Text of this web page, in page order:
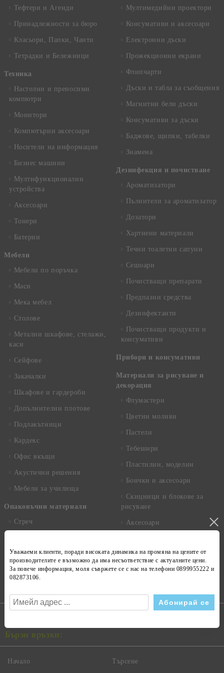
Тефтери и Агенди
Принадлежности за бюро
Класьори, Папки, Чанти
Тетрадки и Бележници
Техника
Настолни и преносими
компютри
Монитори
Компютърни аксесоари
Носители на информация
Бизнес машини
Мултифункционални
устройства
Аксесоари
Тонери
Батерии
Mебели
Мебели по поръчка
Маси
Мека мебел
Столове
Метални шкафове, стелажи,
каси
Сейфове
Закачалки
Шкафове и гардероби
Допълнителни плотове
Подлакътници
Кардекс
Офис вкъщи
Акустични решения
Мебели за училища
Опаковъчни материали
Стреч
Рекламни носители
Текстилни продукти
Мултимедийни проектори
Консумативи и аксесоари
Електронни дъски
Прожекционни екрани
Флипчарти
Дъски и табла за съобщения
Магнитни бели дъски
Консумативи за дъски
Баджове, щипки, табелки
Знамена
Дезинфекция и почистване
Ароматизатори
Пълнители за ароматизатор
Дозатори
Хартиени материали
Течни тоалетни сапуни
Сешоари
Почистващи препарати
Предпазни средства
Дезинфектанти
Почистващи продукти и
консумативи
Прибори и консумативи
Материали за рисуване и
декорация
Флумастери
Цветни моливи
Пастели
Тебешири
Пластилин, моделин
Боички и аксесоари
Скицници и блокове за
рисуване
Аксесоари
Разпродажба
Бързи връзки:
Начало Търсене
Уважаеми клиенти, поради високата динамика на промяна на цените от
производителите е възможно да има несъответствие с актуалните цени.
За повече информация, моля съвржете се с нас на телефони 0899955222 и
082873106.